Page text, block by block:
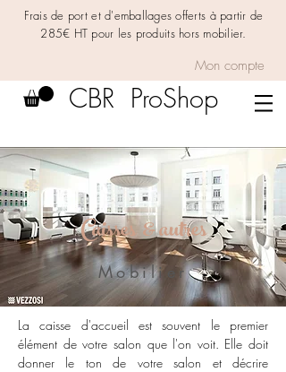
Frais de port et d'emballages offerts à partir de
285€ HT pour les produits hors mobilier.
Mon compte
CBR ProShop
Caisses & autres
Mobilier
La caisse d'accueil est souvent le premier
élément de votre salon que l'on voit. Elle doit
donner le ton de votre salon et décrire